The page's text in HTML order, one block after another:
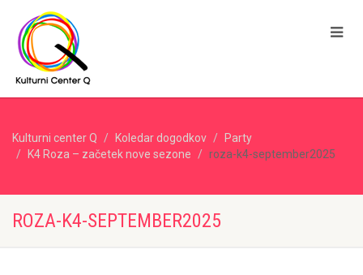
Kulturni center Q Koledar dogodkov
Party
K4 Roza – začetek nove sezone
roza-k4-september2025
ROZA-K4-SEPTEMBER2025